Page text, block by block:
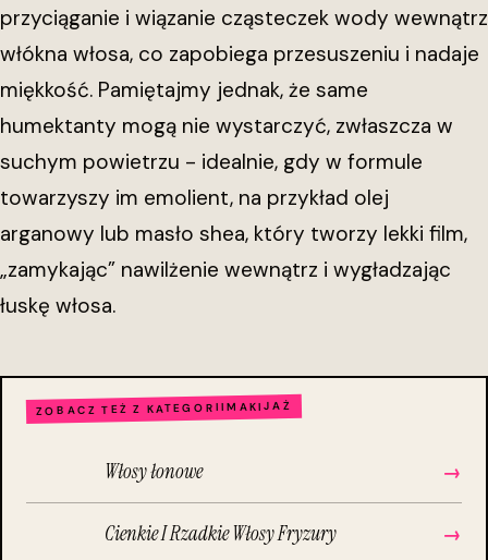
przyciąganie i wiązanie cząsteczek wody wewnątrz
włókna włosa, co zapobiega przesuszeniu i nadaje
miękkość. Pamiętajmy jednak, że same
humektanty mogą nie wystarczyć, zwłaszcza w
suchym powietrzu - idealnie, gdy w formule
towarzyszy im emolient, na przykład olej
arganowy lub masło shea, który tworzy lekki film,
„zamykając” nawilżenie wewnątrz i wygładzając
łuskę włosa.
ZOBACZ TEŻ Z KATEGORIIMAKIJAŻ
Włosy łonowe →
Cienkie I Rzadkie Włosy Fryzury →